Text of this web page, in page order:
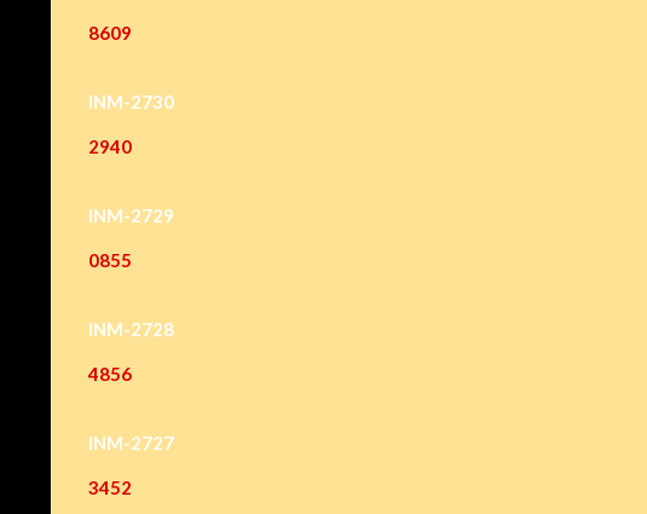
8609
INM-2730
2940
INM-2729
0855
INM-2728
4856
INM-2727
3452